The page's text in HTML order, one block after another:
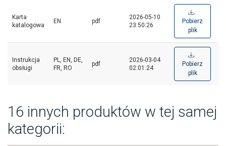
Karta
katalogowa
EN pdf
2026-05-10
23:50:26
Pobierz
plik
Instrukcja
obsługi
PL, EN, DE,
FR, RO
pdf
2026-03-04
02:01:24
Pobierz
plik
16 innych produktów w tej samej
kategorii: